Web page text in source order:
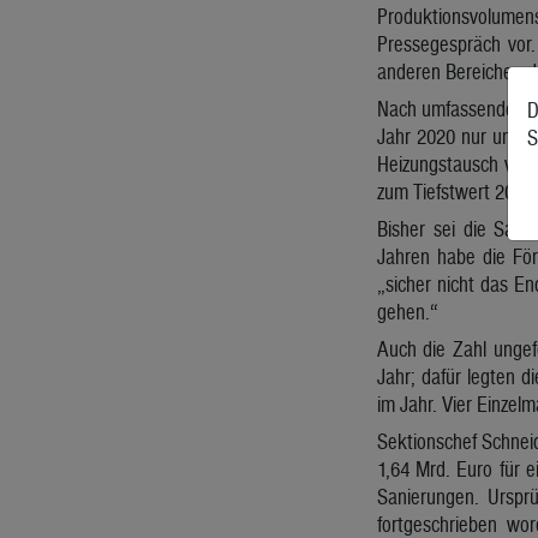
Pressegespräch
anderen Bereichen
Nach umfassenden
Jahr 2020 nur
Heizungstausch
zum Tiefstwert
Bisher sei die
Jahren habe die
„sicher nicht das
gehen.“
Auch die Zahl
Jahr; dafür legten
im Jahr. Vier
Sektionschef
1,64 Mrd. Euro für
Sanierungen.
fortgeschrieben